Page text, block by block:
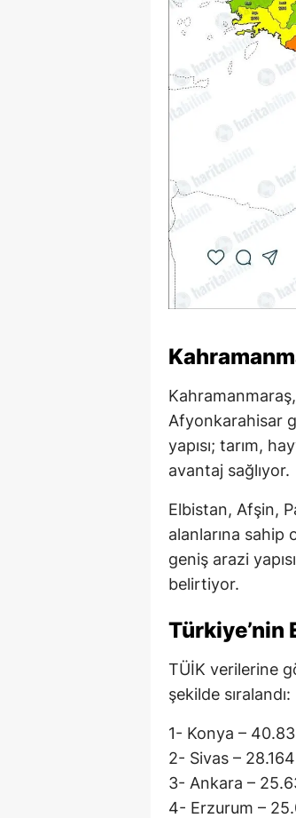
Afyonkarahisar
yapısı; tarım,
avantaj sağlıyor.
Elbistan, Afşin,
alanlarına sahip
geniş arazi
belirtiyor.
Türkiye’nin
TÜİK verilerine
şekilde sıralandı:
1- Konya –
2- Sivas –
3- Ankara –
4- Erzurum –